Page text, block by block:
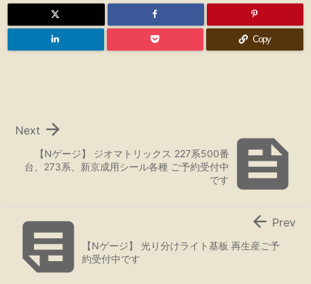
Copy

【Nゲージ】 ジオマトリックス 227系500番
台、273系、新京成用シール各種 ご予約受付中
です

Next
 【Nゲージ】 光り分けライト基板 再生産ご予
約受付中です
 Prev